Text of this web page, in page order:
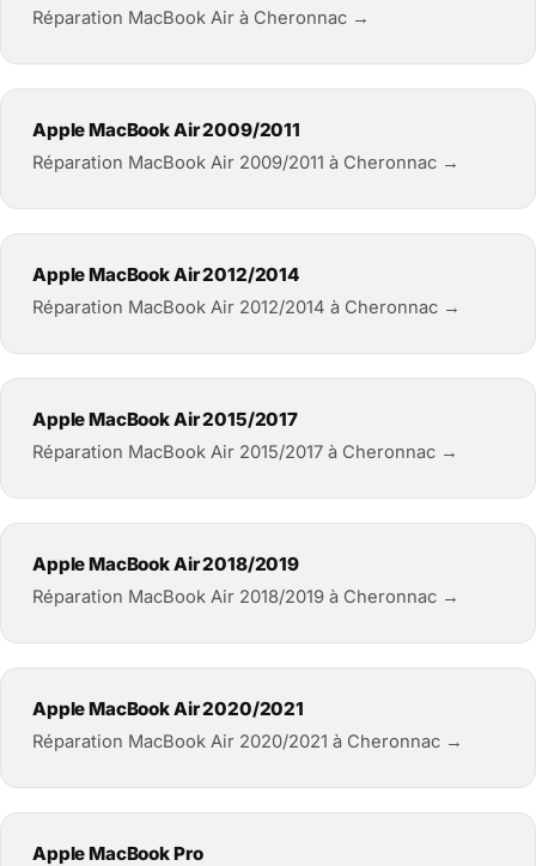
Réparation MacBook Air à Cheronnac →
Apple MacBook Air 2009/2011
Réparation MacBook Air 2009/2011 à Cheronnac →
Apple MacBook Air 2012/2014
Réparation MacBook Air 2012/2014 à Cheronnac →
Apple MacBook Air 2015/2017
Réparation MacBook Air 2015/2017 à Cheronnac →
Apple MacBook Air 2018/2019
Réparation MacBook Air 2018/2019 à Cheronnac →
Apple MacBook Air 2020/2021
Réparation MacBook Air 2020/2021 à Cheronnac →
Apple MacBook Pro